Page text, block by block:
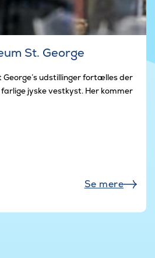
St. George
George’s udstillinger fortælles der
jyske vestkyst. Her kommer
Se mere